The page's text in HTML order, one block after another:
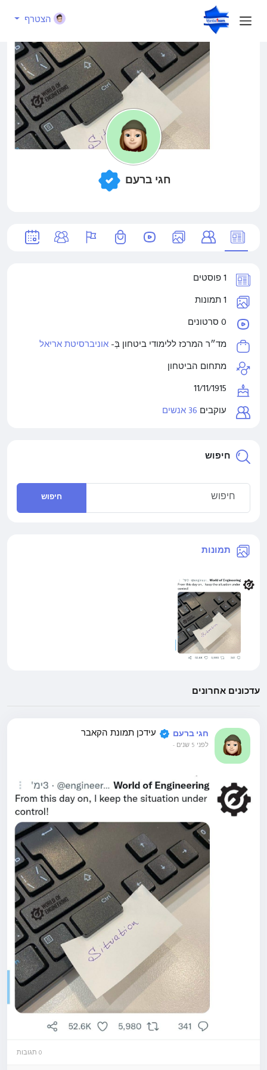
הצטרף
חגי ברעם
1 פוסטים
1 תמונות
0 סרטונים
מד״ר המרכז ללימודי ביטחון בְּ- אוניברסיטת אריאל
מתחום הביטחון
11/11/1915
עוקבים 36 אנשים
חיפוש
חיפוש
תמונות
עדכונים אחרונים
חגי ברעם עידכן תמונת הקאבר
לפני 5 שנים -